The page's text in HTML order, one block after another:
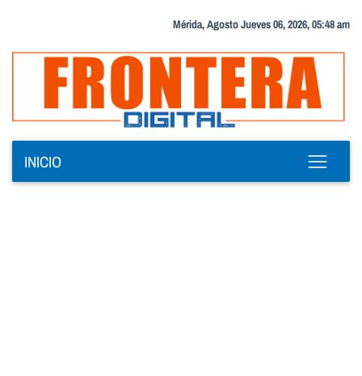
Mérida, Agosto Jueves 06, 2026, 05:48 am
INICIO